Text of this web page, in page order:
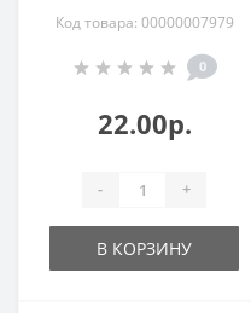
Код товара: 00000007979
0
22.00р.
- +
В КОРЗИНУ